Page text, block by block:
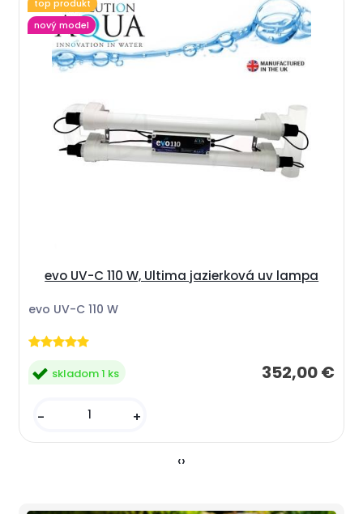
evo UV-C 110 W, Ultima jazierková uv lampa
evo UV-C 110 W
352,00 €
- +
skladom 1 ks
top produkt
nový model
‹›